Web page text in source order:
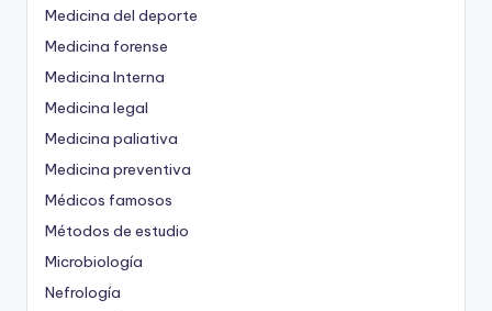
Medicina del deporte
Medicina forense
Medicina Interna
Medicina legal
Medicina paliativa
Medicina preventiva
Médicos famosos
Métodos de estudio
Microbiología
Nefrología